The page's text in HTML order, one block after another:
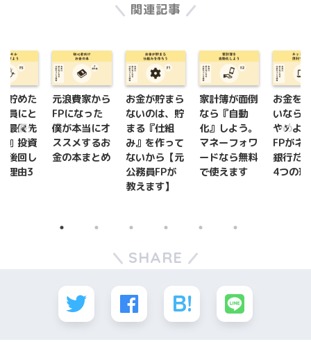
関連記事
貯めた
員にと
最優先
』投資
後回し
理由3
元浪費家から
FPになった
僕が本当にオ
ススメするお
金の本まとめ
お金が貯まら
ないのは、貯
まる『仕組
み』を作って
ないから【元
公務員FPが
教えます】
家計簿が面倒
なら『自動
化』しよう。
マネーフォワ
ードなら無料
で使えます
お金を
いなら
やめよ
FPがネ
銀行だ
4つの理
SHARE